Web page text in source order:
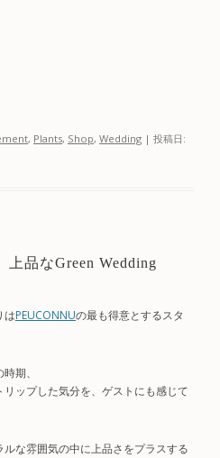
, Plants, Shop, Wedding | 投稿日:
上品なGreen Wedding
はPEUCONNUの最も得意とするスタ
期、
ップした気分を、ゲストにも感じて
な雰囲気の中に上品さをプラスする